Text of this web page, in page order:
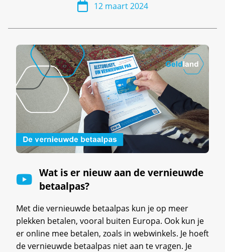
12 maart 2024
Wat is er nieuw aan de vernieuwde
betaalpas?
Met die vernieuwde betaalpas kun je op meer
plekken betalen, vooral buiten Europa. Ook kun je
er online mee betalen, zoals in webwinkels. Je hoeft
de vernieuwde betaalpas niet aan te vragen. Je